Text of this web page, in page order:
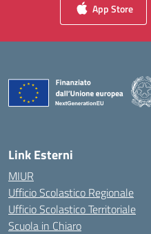
App Store
Link Esterni
MIUR
Ufficio Scolastico Regionale
Ufficio Scolastico Territoriale
Scuola in Chiaro